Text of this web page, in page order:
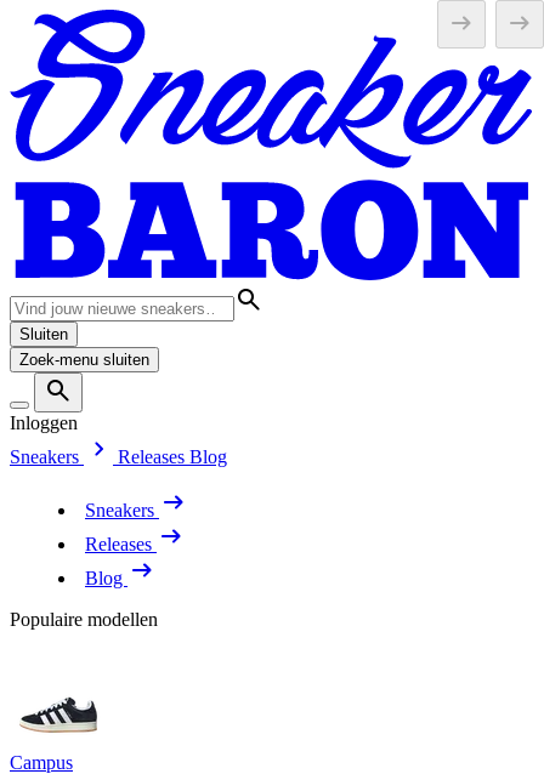
Sluiten
Zoek-menu sluiten
Inloggen
Sneakers
Releases Blog
Sneakers
Releases
Blog
Populaire modellen
Campus